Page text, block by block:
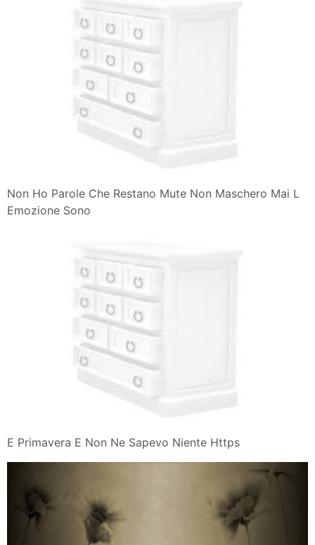
Non Ho Parole Che Restano Mute Non Maschero Mai L
Emozione Sono
E Primavera E Non Ne Sapevo Niente Https